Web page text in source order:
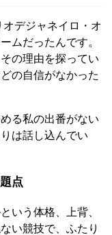
オデジャネイロ・オ
ムだったんです。
の理由を探ってい
の自信がなかった
る私の出番がない
は話し込んでい
点
いう体格、上背、
い競技で、ふたり